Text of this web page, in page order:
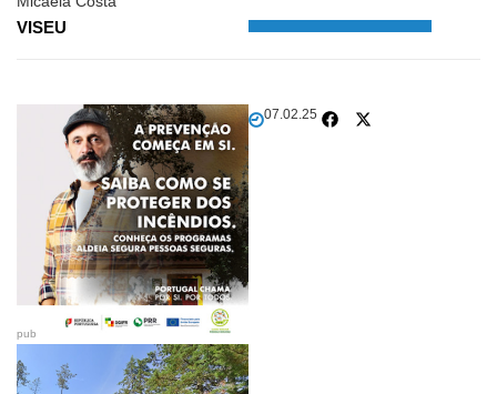
VISEU
07.02.25
pub